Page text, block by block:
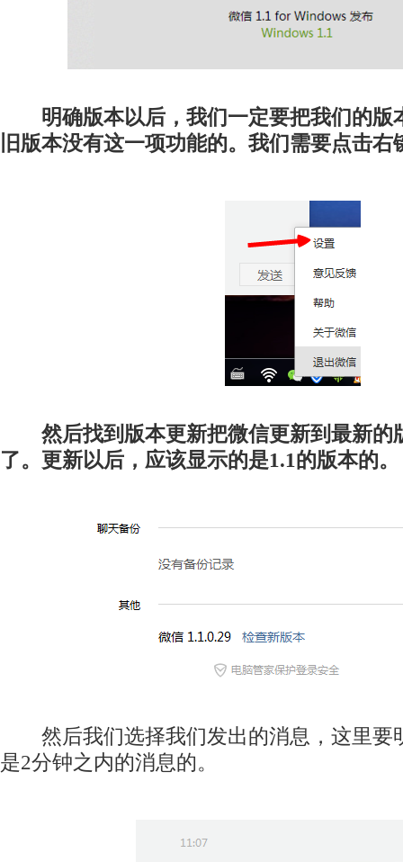
明确版本以后，我们一定要把我们的版
旧版本没有这一项功能的。我们需要点击右
然后找到版本更新把微信更新到最新的
了。更新以后，应该显示的是1.1的版本的。
然后我们选择我们发出的消息，这里要
是2分钟之内的消息的。